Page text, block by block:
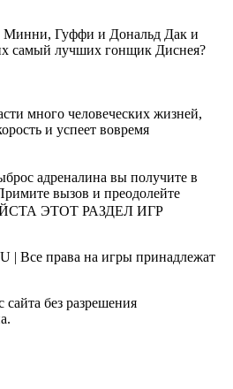
Минни, Гуффи и Дональд Дак и
самый лучших гонщик Диснея?
много человеческих жизней,
и успеет вовремя
адреналина вы получите в
вызов и преодолейте
ЭТОТ РАЗДЕЛ ИГР
| Все права на игры принадлежат
сайта без разрешения